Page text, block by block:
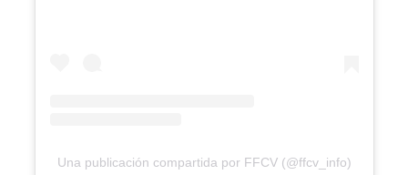
Una publicación compartida por FFCV (@ffcv_info)